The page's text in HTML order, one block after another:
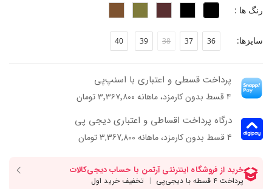
نام محصول : لیرا
- جنس رویه: چرم گاوی ناپا
- جنس آستر: چرم بزی
- جنس پاشنه: بخشی از زیره
-ارتفاع پاشنه: 7.5 سانتی‌متر
- فرم قالب: نوک مربعی با پنجه معمولی
- طراحی نعلین (پشت‌باز، جلو‌بسته) با دوخت‌های تزیینی روی رویه
- پاخور: سایز همیشگی خود را انتخاب کنید
رنگ ها :
سایزها: 36
37
38
39
40
پرداخت قسطی و اعتباری با اسنپ‌پی
۴ قسط بدون کارمزد، ماهانه ۳٬۳۶۷٬۸۰۰ تومان
درگاه پرداخت اقساطی و اعتباری دیجی پی
۴ قسط بدون کارمزد، ماهانه 3,367,800 تومان